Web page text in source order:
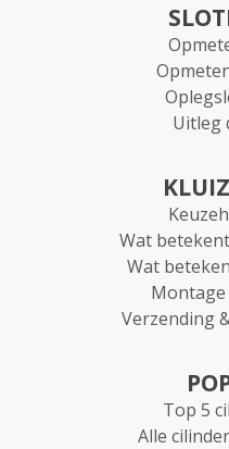
Uitleg
Wat
Wat
Montage
Verzending
Top 5
Alle